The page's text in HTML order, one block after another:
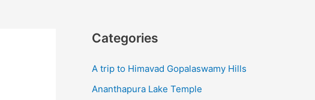
Categories
A trip to Himavad Gopalaswamy Hills
Ananthapura Lake Temple